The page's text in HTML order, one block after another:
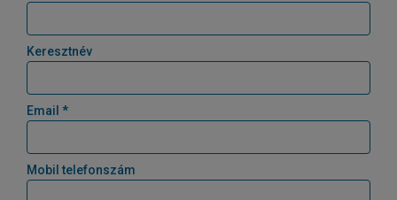
Keresztnév
Email *
Mobil telefonszám